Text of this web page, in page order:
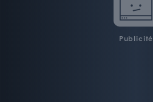
Publicité